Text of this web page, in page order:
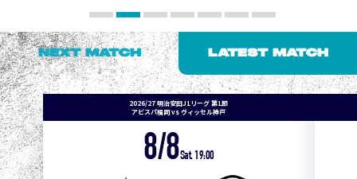
NEXT MATCH LATEST MATCH
2026/27 明治安田J1リーグ 第1節
アビスパ福岡 vs ヴィッセル神戸
8/8Sat. 19:00